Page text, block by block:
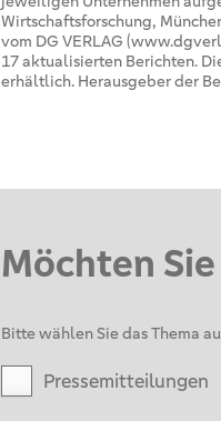
Wirtschaftsforschung,
vom DG VERLAG
17 aktualisierten Berichten.
erhältlich. Herausgeber der
Möchten
Bitte wählen Sie das Thema
Pressemitteilungen